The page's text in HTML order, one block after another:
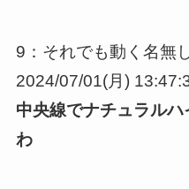
9：それでも動く名無
2024/07/01(月)
中央線でナチュラル
わ